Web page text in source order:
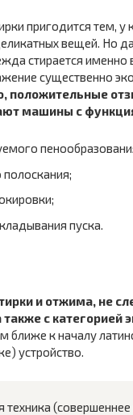
пригодится тем, у
вещей. Но
стирается именно
существенно
положительные
машины с
полоскания;
пуска.
и отжима, не
с категорией
ближе к началу
устройство.
(совершеннее